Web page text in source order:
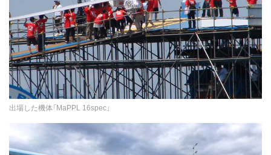
出場した機体「MaPPL 16spec」